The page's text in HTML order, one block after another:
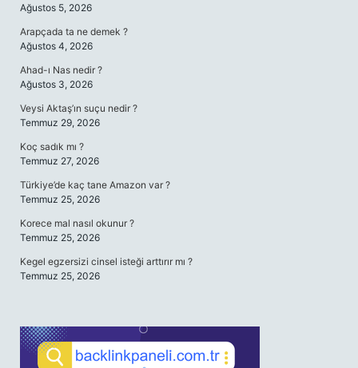
Ağustos 5, 2026
Arapçada ta ne demek ?
Ağustos 4, 2026
Ahad-ı Nas nedir ?
Ağustos 3, 2026
Veysi Aktaş’ın suçu nedir ?
Temmuz 29, 2026
Koç sadık mı ?
Temmuz 27, 2026
Türkiye’de kaç tane Amazon var ?
Temmuz 25, 2026
Korece mal nasıl okunur ?
Temmuz 25, 2026
Kegel egzersizi cinsel isteği arttırır mı ?
Temmuz 25, 2026